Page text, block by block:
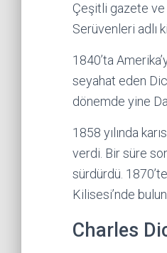
Çeşitli gazete ve
Serüvenleri adlı
1840’ta
seyahat eden
dönemde yine
1858 yılında
verdi. Bir süre
sürdürdü.
Kilisesi’nde
Charles